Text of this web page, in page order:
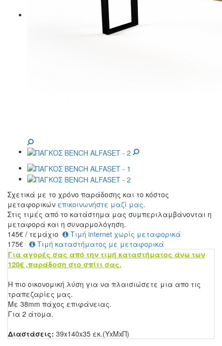
Σχετικά με το χρόνο παράδοσης και το κόστος
μεταφορικών επικοινωνήστε μαζί μας.
Στις τιμές από το κατάστημα μας συμπεριλαμβάνονται η
μεταφορά και η συναρμολόγηση.
145€ / τεμάχιο
Τιμή internet χωρίς μεταφορικά
175€
Τιμή καταστήματος με μεταφορικά
Για αγορές σας από την τιμή καταστήματος άνω των
120€ ,παράδοση στο σπίτι σας.
Η πιο οικονομική λύση για να πλαισιώσετε μια απο τις
τραπεζαρίες μας.
Με 38mm πάχος επιφάνειας.
Για 2 άτομα.
Διαστάσεις: 39x140x35 εκ.(ΥxΜxΠ)